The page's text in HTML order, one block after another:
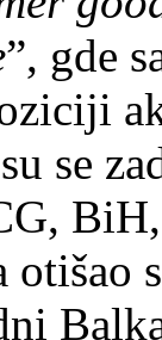
”, gde
se